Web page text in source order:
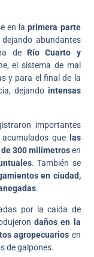
en la primera parte
abundantes
de Río Cuarto y
el sistema de mal
y para el final de la
dejandointensas
importantes
que
las
300 milímetrosen
. También se
en ciudad,
.
por la caída de
daños en la
agropecuarios en
de galpones.